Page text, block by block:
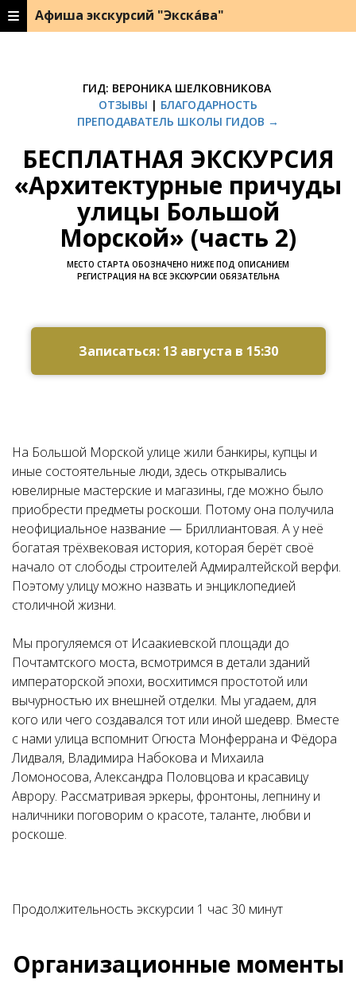
Афиша экскурсий "Экска́ва"
ГИД: ВЕРОНИКА ШЕЛКОВНИКОВА
ОТЗЫВЫ | БЛАГОДАРНОСТЬ
ПРЕПОДАВАТЕЛЬ ШКОЛЫ ГИДОВ →
БЕСПЛАТНАЯ ЭКСКУРСИЯ
«Архитектурные причуды
улицы Большой
Морской» (часть 2)
МЕСТО СТАРТА ОБОЗНАЧЕНО НИЖЕ ПОД ОПИСАНИЕМ
РЕГИСТРАЦИЯ НА ВСЕ ЭКСКУРСИИ ОБЯЗАТЕЛЬНА
Ссылка на это место страницы:#zapis
Записаться: 13 августа в 15:30
На Большой Морской улице жили банкиры, купцы и
иные состоятельные люди, здесь открывались
ювелирные мастерские и магазины, где можно было
приобрести предметы роскоши. Потому она получила
неофициальное название — Бриллиантовая. А у неё
богатая трёхвековая история, которая берёт своё
начало от слободы строителей Адмиралтейской верфи.
Поэтому улицу можно назвать и энциклопедией
столичной жизни.
Мы прогуляемся от Исаакиевской площади до
Почтамтского моста, всмотримся в детали зданий
императорской эпохи, восхитимся простотой или
вычурностью их внешней отделки. Мы угадаем, для
кого или чего создавался тот или иной шедевр. Вместе
с нами улица вспомнит Огюста Монферрана и Фёдора
Лидваля, Владимира Набокова и Михаила
Ломоносова, Александра Половцова и красавицу
Аврору. Рассматривая эркеры, фронтоны, лепнину и
наличники поговорим о красоте, таланте, любви и
роскоше.
Продолжительность экскурсии 1 час 30 минут
Организационные моменты